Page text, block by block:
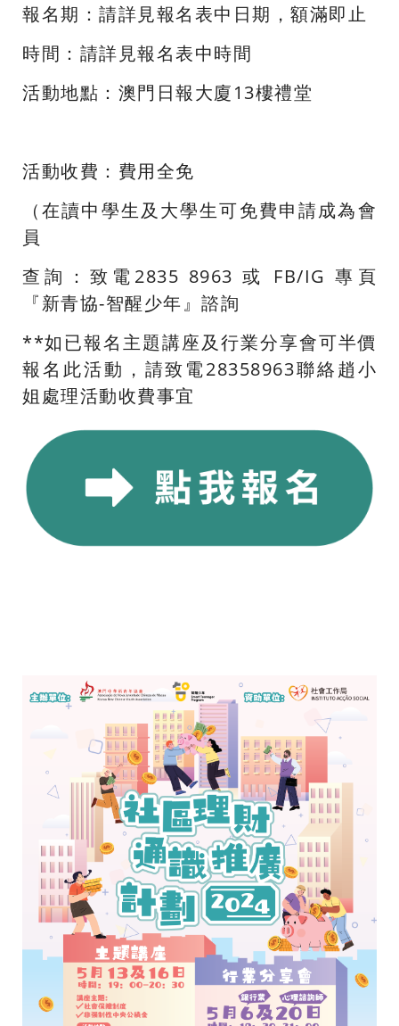
報名期：請詳見報名表中日期，額滿即止
時間： 請詳見報名表中時間
活動地點：澳門日報大廈13樓禮堂
活動收費：費用全免
（在讀中學生及大學生可免費申請成為會
員
查詢：致電2835 8963 或 FB/IG 專頁
『新青協-智醒少年』諮詢
**如已報名主題講座及行業分享會可半價
報名此活動，請致電28358963聯絡趙小
姐處理活動收費事宜